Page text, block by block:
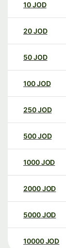
10JOD
20JOD
50JOD
100JOD
250JOD
500JOD
1000JOD
2000JOD
5000JOD
10000 JOD